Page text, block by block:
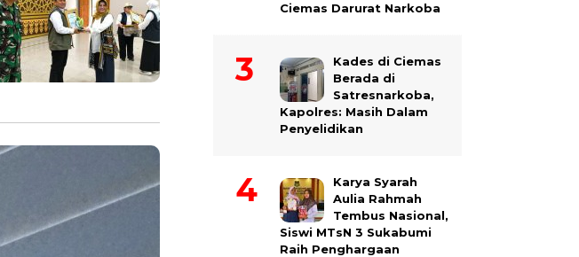
Ciemas Darurat Narkoba
Kades di Ciemas
Berada di
Satresnarkoba,
Kapolres: Masih Dalam
Penyelidikan
Karya Syarah
Aulia Rahmah
Tembus Nasional,
Siswi MTsN 3 Sukabumi
Raih Penghargaan